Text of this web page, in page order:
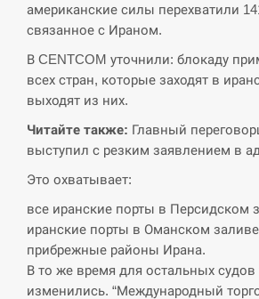
14:40
У Росії розгортається
КНДР – Reuters
СЕРПЕНЬ
14:23
Поставки ракет для ПВО
втрое, хотя у партнеров
СЕРПЕНЬ
14:10
У Румунії затоплять
збільшення потоку води
СЕРПЕНЬ
американские силы перехватили
связанное с Ираном.
В CENTCOM уточнили: блокаду
всех стран, которые заходят в
выходят из них.
Читайте также: Главный
выступил с резким заявлением в
Это охватывает:
все иранские порты в Персидском
иранские порты в Оманском
прибрежные районы Ирана.
В то же время для остальных судов
изменились. “Международный